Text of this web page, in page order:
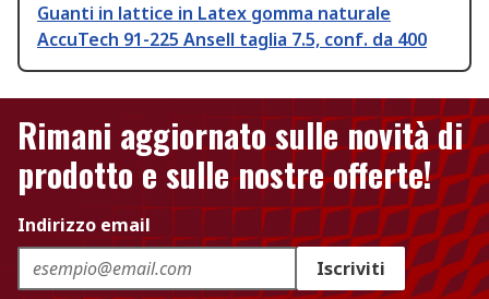
Guanti in lattice in Latex gomma naturale
AccuTech 91-225 Ansell taglia 7.5, conf. da 400
Rimani aggiornato sulle novità di
prodotto e sulle nostre offerte!
Indirizzo email
Iscriviti